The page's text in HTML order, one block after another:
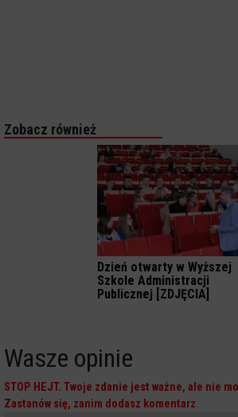
Zobacz również
Dzień otwarty w Wyższej
Szkole Administracji
Publicznej [ZDJĘCIA]
Wasze opinie
STOP HEJT. Twoje zdanie jest ważne, ale nie
Zastanów się, zanim dodasz komentarz